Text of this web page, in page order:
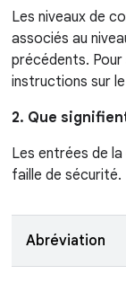
Les niveaux de
associés au
précédents.
instructions sur le
2. Que
Les entrées de
faille de sécurité.
Abréviation